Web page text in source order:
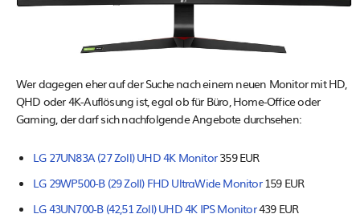
Wer dagegen eher auf der Suche nach einem neuen Monitor mit HD,
QHD oder 4K-Auflösung ist, egal ob für Büro, Home-Office oder
Gaming, der darf sich nachfolgende Angebote durchsehen:
LG 27UN83A (27 Zoll) UHD 4K Monitor359 EUR
LG 29WP500-B (29 Zoll) FHD UltraWide Monitor159 EUR
LG 43UN700-B (42,51 Zoll) UHD 4K IPS Monitor439 EUR